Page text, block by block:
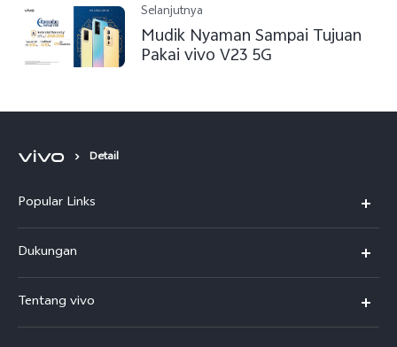
Selanjutnya
Mudik Nyaman Sampai Tujuan
Pakai vivo V23 5G
Detail
Popular Links
T5
T5 Pro
Dukungan
Service Center
Tentang vivo